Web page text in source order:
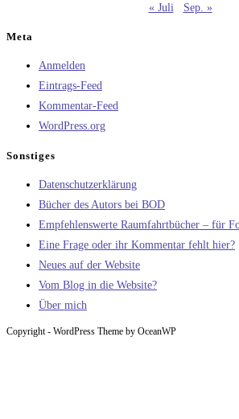
« Juli
Sep. »
Meta
Anmelden
Eintrags-Feed
Kommentar-Feed
WordPress.org
Sonstiges
Datenschutzerklärung
Bücher des Autors bei BOD
Empfehlenswerte Raumfahrtbücher – für
Eine Frage oder ihr Kommentar fehlt hier?
Neues auf der Website
Vom Blog in die Website?
Über mich
Copyright - WordPress Theme by OceanWP